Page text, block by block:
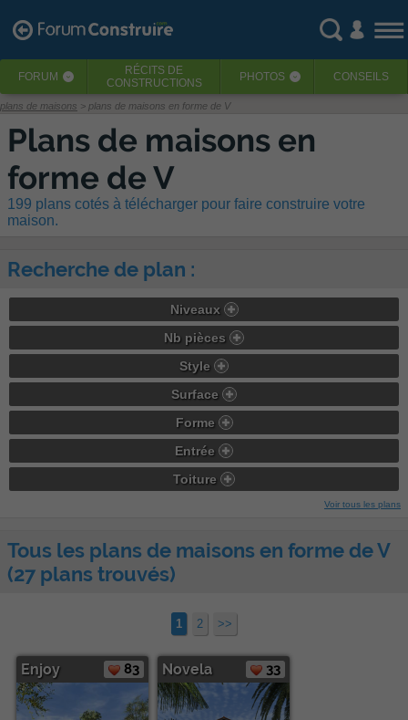
FORUM ‹ RÉCITS DE
CONSTRUCTIONS
PHOTOS ‹ CONSEILS
plans de maisons > plans de maisons en forme de V
Plans de maisons en
forme de V
199 plans cotés à télécharger pour faire construire votre
maison.
Recherche de plan :
Niveaux
Nb pièces
Style
Surface
Forme
Entrée
Toiture
Voir tous les plans
Tous les plans de maisons en forme de V
(27 plans trouvés)
1 2 >>
Enjoy 83 Novela 33